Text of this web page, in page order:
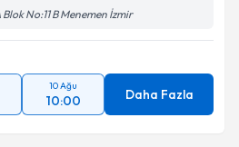
No:11 B Menemen İzmir
10 Ağu
10:00 Daha Fazla